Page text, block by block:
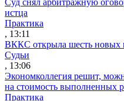
истца
Практика
, 13:11
ВККС открыла шесть новых
Судьи
, 13:06
Экономколлегия решит,
на стоимость выполненных
Практика